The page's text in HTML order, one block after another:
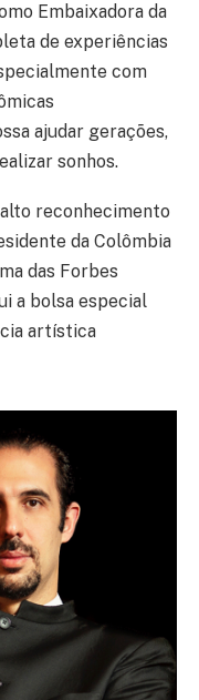
Embaixadora da
de experiências
com
ajudar gerações,
sonhos.
reconhecimento
da Colômbia
das Forbes
a bolsa especial
artística